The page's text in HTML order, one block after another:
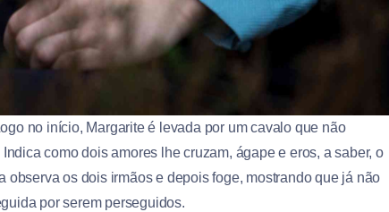
no início, Margarite é levada por um cavalo que não
como dois amores lhe cruzam, ágape e eros, a saber, o
observa os dois irmãos e depois foge, mostrando que já não
por serem perseguidos.